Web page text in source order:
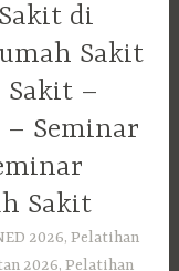
di
Sakit
–
Seminar
Sakit
2026, Pelatihan
2026, Pelatihan